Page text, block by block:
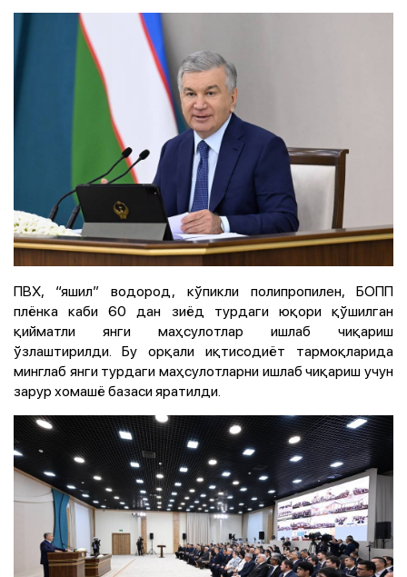
ПВХ, “яшил” водород, кўпикли полипропилен, БОПП
плёнка каби 60 дан зиёд турдаги юқори қўшилган
қийматли янги маҳсулотлар ишлаб чиқариш
ўзлаштирилди. Бу орқали иқтисодиёт тармоқларида
минглаб янги турдаги маҳсулотларни ишлаб чиқариш учун
зарур хомашё базаси яратилди.